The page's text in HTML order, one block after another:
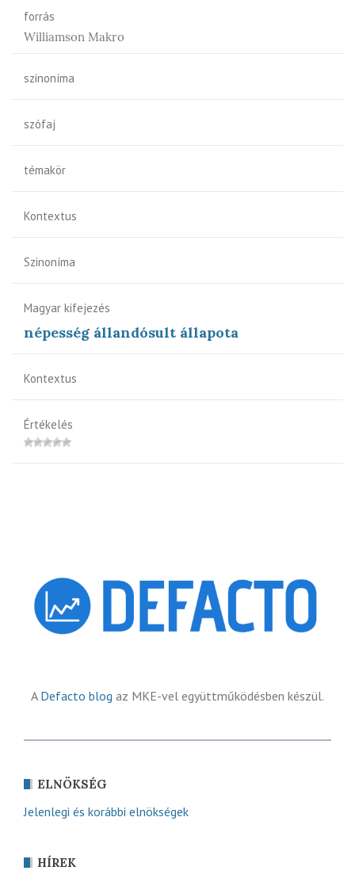
forrás
Williamson Makro
szinoníma
szófaj
témakör
Kontextus
Szinoníma
Magyar kifejezés
népesség állandósult állapota
Kontextus
Értékelés
A Defacto blog az MKE-vel együttműködésben készül.
ELNÖKSÉG
Jelenlegi és korábbi elnökségek
HÍREK